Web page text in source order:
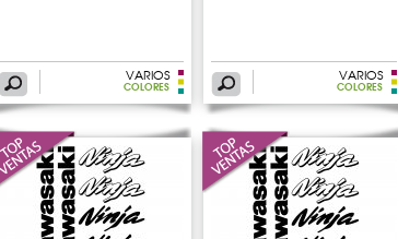
VARIOS
COLORES
VARIOS
COLORES